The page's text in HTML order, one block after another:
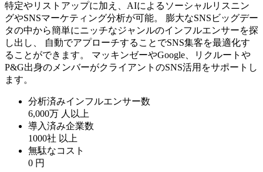
特定やリストアップに加え、AIによるソーシャルリスニン
グやSNSマーケティング分析が可能。 膨大なSNSビッグデー
タの中から簡単にニッチなジャンルのインフルエンサーを探
し出し、 自動でアプローチすることでSNS集客を最適化す
ることができます。 マッキンゼーやGoogle、リクルートや
P&G出身のメンバーがクライアントのSNS活用をサポートし
ます。
分析済みインフルエンサー数
6,000万 人以上
導入済み企業数
1000社 以上
無駄なコスト
0 円